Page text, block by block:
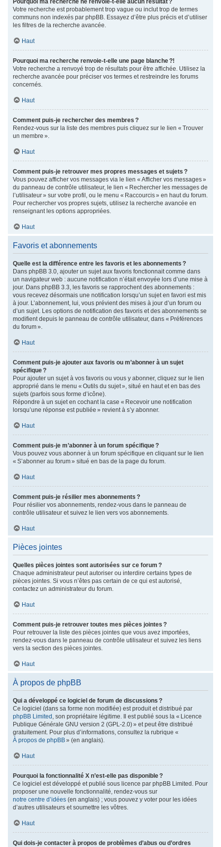
Pourquoi ma recherche ne renvoie-t-elle aucun résultat ?
Votre recherche est probablement trop vague ou inclut trop de termes
communs non indexés par phpBB. Essayez d’être plus précis et d’utiliser
les filtres de la recherche avancée.
Haut
Pourquoi ma recherche renvoie-t-elle une page blanche ?!
Votre recherche a renvoyé trop de résultats pour être affichée. Utilisez la
recherche avancée pour préciser vos termes et restreindre les forums
concernés.
Haut
Comment puis-je rechercher des membres ?
Rendez-vous sur la liste des membres puis cliquez sur le lien « Trouver
un membre ».
Haut
Comment puis-je retrouver mes propres messages et sujets ?
Vous pouvez afficher vos messages via le lien « Afficher vos messages »
du panneau de contrôle utilisateur, le lien « Rechercher les messages de
l’utilisateur » sur votre profil, ou le menu « Raccourcis » en haut du forum.
Pour rechercher vos propres sujets, utilisez la recherche avancée en
renseignant les options appropriées.
Haut
Favoris et abonnements
Quelle est la différence entre les favoris et les abonnements ?
Dans phpBB 3.0, ajouter un sujet aux favoris fonctionnait comme dans
un navigateur web : aucune notification n’était envoyée lors d’une mise à
jour. Dans phpBB 3.3, les favoris se rapprochent des abonnements :
vous recevez désormais une notification lorsqu’un sujet en favori est mis
à jour. L’abonnement, lui, vous prévient des mises à jour d’un forum ou
d’un sujet. Les options de notification des favoris et des abonnements se
modifient depuis le panneau de contrôle utilisateur, dans « Préférences
du forum ».
Haut
Comment puis-je ajouter aux favoris ou m’abonner à un sujet
spécifique ?
Pour ajouter un sujet à vos favoris ou vous y abonner, cliquez sur le lien
approprié dans le menu « Outils du sujet », situé en haut et en bas des
sujets (parfois sous forme d’icône).
Répondre à un sujet en cochant la case « Recevoir une notification
lorsqu’une réponse est publiée » revient à s’y abonner.
Haut
Comment puis-je m’abonner à un forum spécifique ?
Vous pouvez vous abonner à un forum spécifique en cliquant sur le lien
« S’abonner au forum » situé en bas de la page du forum.
Haut
Comment puis-je résilier mes abonnements ?
Pour résilier vos abonnements, rendez-vous dans le panneau de
contrôle utilisateur et suivez le lien vers vos abonnements.
Haut
Pièces jointes
Quelles pièces jointes sont autorisées sur ce forum ?
Chaque administrateur peut autoriser ou interdire certains types de
pièces jointes. Si vous n’êtes pas certain de ce qui est autorisé,
contactez un administrateur du forum.
Haut
Comment puis-je retrouver toutes mes pièces jointes ?
Pour retrouver la liste des pièces jointes que vous avez importées,
rendez-vous dans le panneau de contrôle utilisateur et suivez les liens
vers la section des pièces jointes.
Haut
À propos de phpBB
Qui a développé ce logiciel de forum de discussions ?
Ce logiciel (dans sa forme non modifiée) est produit et distribué par
phpBB Limited , son propriétaire légitime. Il est publié sous la « Licence
Publique Générale GNU version 2 (GPL-2.0) » et peut être distribué
gratuitement. Pour plus d’informations, consultez la rubrique «
À propos de phpBB» (en anglais).
Haut
Pourquoi la fonctionnalité X n’est-elle pas disponible ?
Ce logiciel est développé et publié sous licence par phpBB Limited. Pour
proposer une nouvelle fonctionnalité, rendez-vous sur
notre centre d’idées (en anglais) ; vous pouvez y voter pour les idées
d’autres utilisateurs et soumettre les vôtres.
Haut
Qui dois-je contacter à propos de problèmes d’abus ou d’ordres